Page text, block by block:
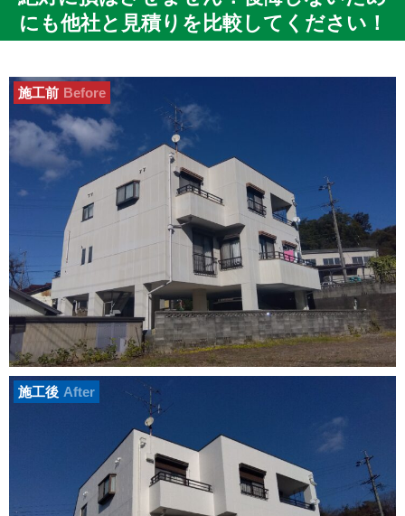
にも他社と見積りを比較してください！
施工前 Before
施工後 After